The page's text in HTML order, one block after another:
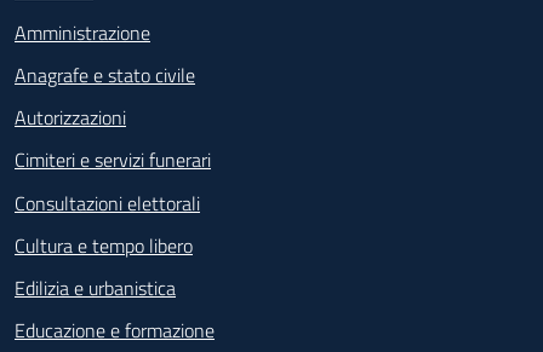
Amministrazione
Anagrafe e stato civile
Autorizzazioni
Cimiteri e servizi funerari
Consultazioni elettorali
Cultura e tempo libero
Edilizia e urbanistica
Educazione e formazione